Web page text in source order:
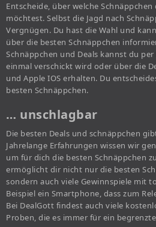
Entscheide, über welche
möchtest. Selbst die Jagd nach
Vergnügen. Du hast die Wahl und
über die besten Schnäppchen
Schnäppchen und Deals kannst du
einmal verschickt wird oder über die
und Apple IOS erhalten. Du
besten Schnäppchen.
… unschlagbar
Die besten Deals und schnäppchen
Jahrelange Erfahrungen wissen wir
um für dich die besten Schnäppchen
ermöglicht dir nicht nur die besten
sondern auch viele Gewinnspiele mit
Beispiel ein Smartphone, dass zum
Bei DealGott findest auch viele
Proben, die es immer für ein